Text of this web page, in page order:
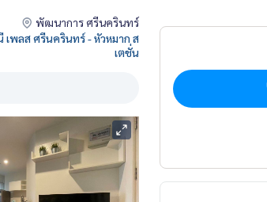
พัฒนาการ ศรีนครินทร์
เพลส ศรีนครินทร์ - หัวหมาก ส
เตชั่น